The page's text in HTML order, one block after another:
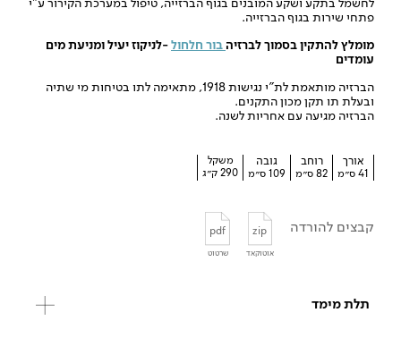
לחשמל בתקע ושקע המובנים בגוף הברזייה, טיפול במערכת הקירור ע”י
פתחי שירות בגוף הברזייה.
מומלץ להתקין בסמוך לברזיה בור חלחול -לניקוז יעיל ומניעת מים
עומדים
הברזיה מותאמת לת”י נגישות 1918, מתאימה לתו בטיחות מי שתיה
ובעלת תו תקן מכון התקנים.
הברזיה מגיעה עם אחריות לשנה.
אורך
41 ס״מ
רוחב
82 ס״מ
גובה
109 ס״מ
משקל
290 ק״ג
קבצים להורדה zip
אוטוקאד
pdf
שרטוט
תלת מימד